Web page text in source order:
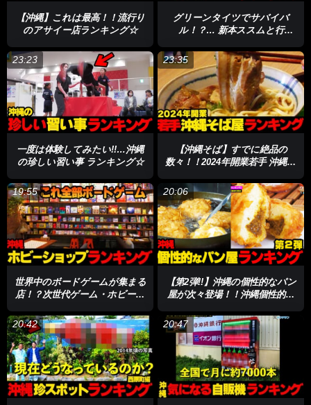
【沖縄】これは最高！！流行り
のアサイー店ランキング☆
グリーンタイツでサバイバ
ル！？… 新本ススムと行
グin石垣島 ☆
23:23
一度は体験してみたい!!…沖縄
の珍しい習い事 ランキング☆
23:35
【沖縄そば】すでに絶品の
数々！！2024年開業若手 沖縄そ
19:55
世界中のボードゲームが集まる
店！？次世代ゲーム・ホビーシ
20:06
【第2弾!!】沖縄の個性的なパン
屋が次々登場！！沖縄個性的な
20:42 20:47